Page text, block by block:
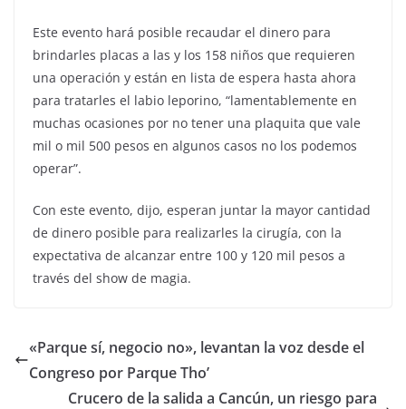
Este evento hará posible recaudar el dinero para
brindarles placas a las y los 158 niños que requieren
una operación y están en lista de espera hasta ahora
para tratarles el labio leporino, “lamentablemente en
muchas ocasiones por no tener una plaquita que vale
mil o mil 500 pesos en algunos casos no los podemos
operar”.
Con este evento, dijo, esperan juntar la mayor cantidad
de dinero posible para realizarles la cirugía, con la
expectativa de alcanzar entre 100 y 120 mil pesos a
través del show de magia.
«Parque sí, negocio no», levantan la voz desde el
Congreso por Parque Tho’
Crucero de la salida a Cancún, un riesgo para